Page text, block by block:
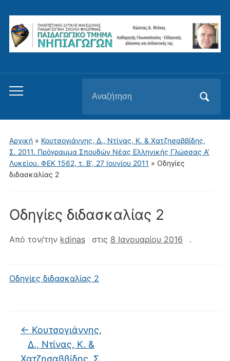
Εναλλαγή
μενού
για
κινητά
για:
Αρχική» Κουτσογιάννης, Δ., Ντίνας, Κ. & Χατζησαββίδης,
Σ. 2011. Πρόγραμμα Σπουδών Νέας Ελληνικής Γλώσσας Α’
Λυκείου. ΦΕΚ 1562, τ. Β’, 27 Ιουνίου 2011 » Οδηγίες
διδασκαλίας 2
Οδηγίες διδασκαλίας 2
Από τον/την kdinas στις 8 Ιανουαρίου 2016 .
Οδηγίες διδασκαλίας 2
← Κουτσογιάννης,
Δ., Ντίνας, Κ. &
Χατζησαββίδης, Σ.